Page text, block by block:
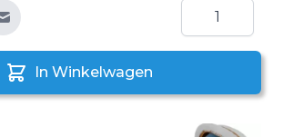
E-mail naar een vriend
Aantal
In Winkelwagen